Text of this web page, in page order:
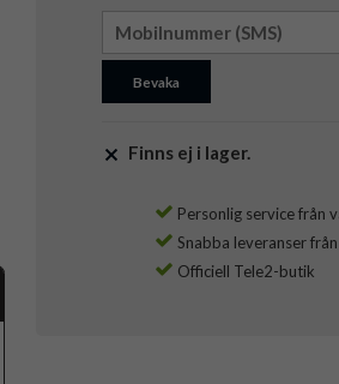
Bevaka
Finns ej i lager.
Personlig service från
Snabba leveranser
Officiell Tele2-butik